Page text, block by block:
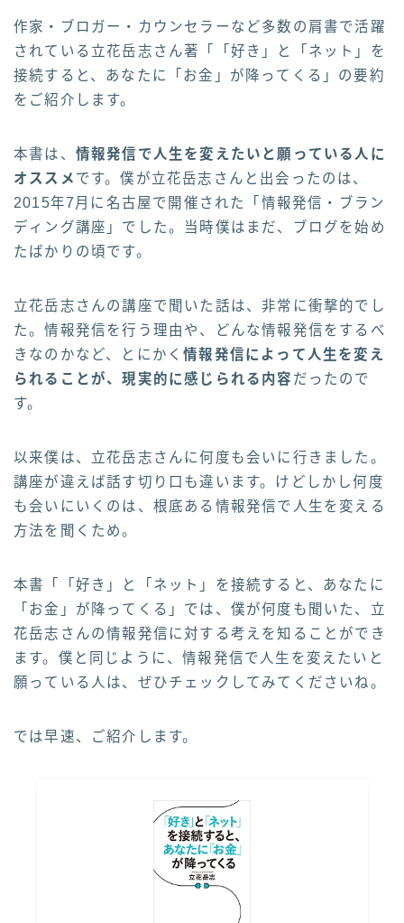
作家・ブロガー・カウンセラーなど多数の肩書で活躍
されている立花岳志さん著「「好き」と「ネット」を
接続すると、あなたに「お金」が降ってくる」の要約
をご紹介します。
本書は、 情報発信で人生を変えたいと願っている人に
オススメ です。僕が立花岳志さんと出会ったのは、
2015年7月に名古屋で開催された「情報発信・ブラン
ディング講座」でした。当時僕はまだ、ブログを始め
たばかりの頃です。
立花岳志さんの講座で聞いた話は、非常に衝撃的でし
た。情報発信を行う理由や、どんな情報発信をするべ
きなのかなど、とにかく情報発信によって人生を変え
られることが、現実的に感じられる内容 だったので
す。
以来僕は、立花岳志さんに何度も会いに行きました。
講座が違えば話す切り口も違います。けどしかし何度
も会いにいくのは、根底ある情報発信で人生を変える
方法を聞くため。
本書「「好き」と「ネット」を接続すると、あなたに
「お金」が降ってくる」では、僕が何度も聞いた、立
花岳志さんの情報発信に対する考えを知ることができ
ます。僕と同じように、情報発信で人生を変えたいと
願っている人は、ぜひチェックしてみてくださいね。
では早速、ご紹介します。